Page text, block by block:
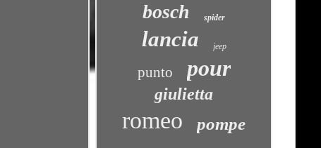
bosch spider
lancia jeep
punto pour
giulietta
romeo pompe